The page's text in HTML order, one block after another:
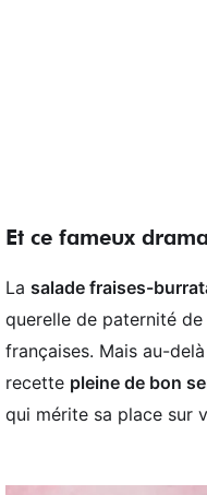
Et ce fameux
La salade fraises-
querelle de paternité
françaises. Mais au-
recette pleine de bon
qui mérite sa place sur